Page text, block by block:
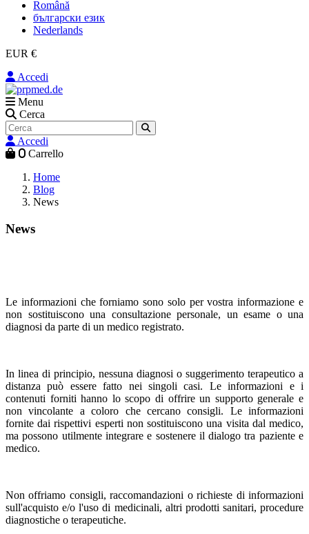
Română
български език
Nederlands
EUR €
Accedi
Menu
Cerca
Accedi
0 Carrello
Home
Blog
News
News
Le informazioni che forniamo sono solo per vostra informazione e
non sostituiscono una consultazione personale, un esame o una
diagnosi da parte di un medico registrato.
In linea di principio, nessuna diagnosi o suggerimento terapeutico a
distanza può essere fatto nei singoli casi. Le informazioni e i
contenuti forniti hanno lo scopo di offrire un supporto generale e
non vincolante a coloro che cercano consigli. Le informazioni
fornite dai rispettivi esperti non sostituiscono una visita dal medico,
ma possono utilmente integrare e sostenere il dialogo tra paziente e
medico.
Non offriamo consigli, raccomandazioni o richieste di informazioni
sull'acquisto e/o l'uso di medicinali, altri prodotti sanitari, procedure
diagnostiche o terapeutiche.